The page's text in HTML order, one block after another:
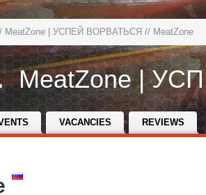
MeatZone | УСПЕЙ ВОРВАТЬСЯ // MeatZone
VACANCIES REVIEWS